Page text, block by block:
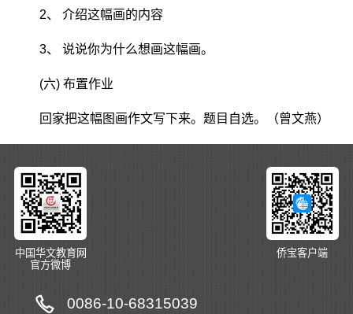
2、 介绍这幅画的内容
3、 说说你为什么想画这幅画。
(六) 布置作业
回家把这幅图画作文写下来。题目自选。（曾文燕）
中国华文教育网
官方微博
侨宝客户端
0086-10-68315039